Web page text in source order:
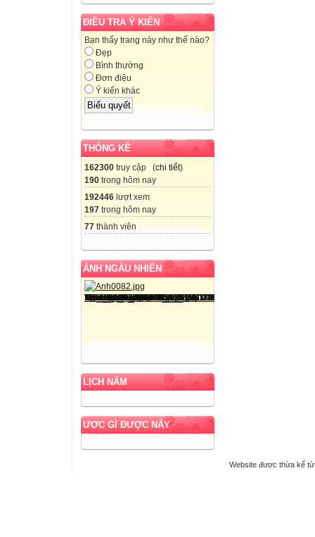
ĐIỀU TRA Ý KIẾN
Bạn thấy trang này như thế nào?
Đẹp
Bình thường
Đơn điệu
Ý kiến khác
THỐNG KÊ
162300 truy cập (chi tiết)
190 trong hôm nay
192446 lượt xem
197 trong hôm nay
77 thành viên
ẢNH NGẪU NHIÊN
LỊCH NĂM
ƯƠC GÌ ĐƯỢC NẤY
Website được thừa kế